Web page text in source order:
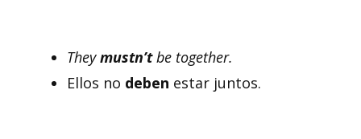
Theymustn’tbe together.
Ellos no deben estar juntos.